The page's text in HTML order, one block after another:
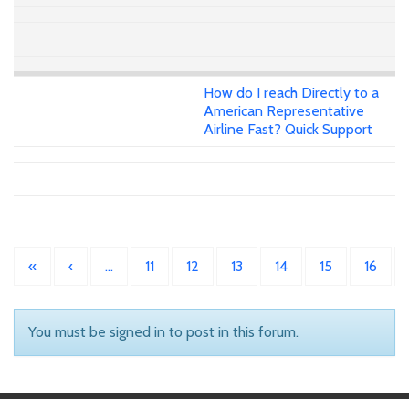
How do I reach Directly to a
American Representative
Airline Fast? Quick Support
« ‹ … 11 12 13 14 15 16
You must be signed in to post in this forum.